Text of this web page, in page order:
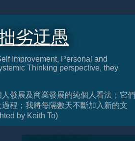
劣迂愚
Improvement, Personal and
Thinking perspective, they
發展及商業發展的純個人看法；它們
程；我將每隔數天不斷加入新的文
by Keith To)